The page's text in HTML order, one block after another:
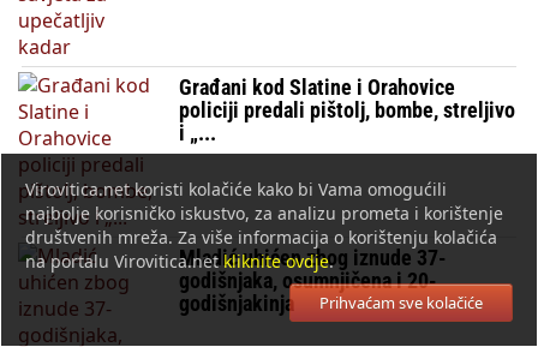
Građani kod Slatine i Orahovice
policiji predali pištolj, bombe, streljivo
i „...
Mladić uhićen zbog iznude 37-
godišnjaka, osumnjičena i 20-
godišnjakinja
Virovitica.net koristi kolačiće kako bi Vama omogućili
najbolje korisničko iskustvo, za analizu prometa i korištenje
društvenih mreža. Za više informacija o korištenju kolačića
na portalu Virovitica.netkliknite ovdje.